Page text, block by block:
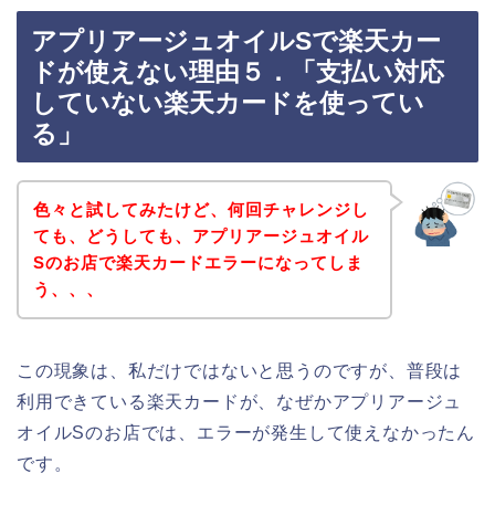
アプリアージュオイルSで楽天カー
ドが使えない理由５．「支払い対応
していない楽天カードを使ってい
る」
色々と試してみたけど、何回チャレンジし
ても、どうしても、アプリアージュオイル
Sのお店で楽天カードエラーになってしま
う、、、
この現象は、私だけではないと思うのですが、普段は
利用できている楽天カードが、なぜかアプリアージュ
オイルSのお店では、エラーが発生して使えなかったん
です。